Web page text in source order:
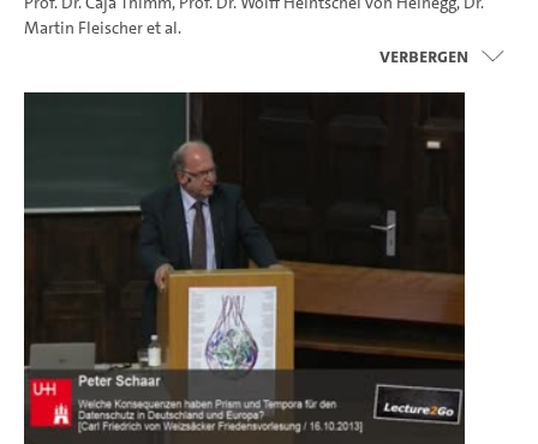
Martin Fleischeret al.
Verbergen